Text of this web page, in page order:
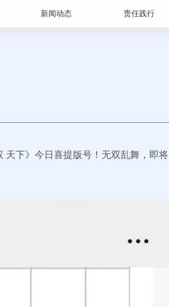
新闻动态 责任践行
天下》今日喜提版号！无双乱舞，即将